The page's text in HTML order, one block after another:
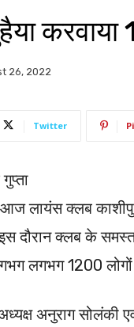
26, 2022
Twitter
आज लायंस क्लब
दौरान क्लब के समस्त
लगभग 1200
अनुराग सोलंकी